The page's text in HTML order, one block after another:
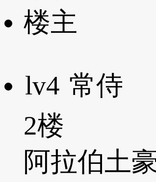
楼主
lv4 常侍
2楼
阿拉伯土